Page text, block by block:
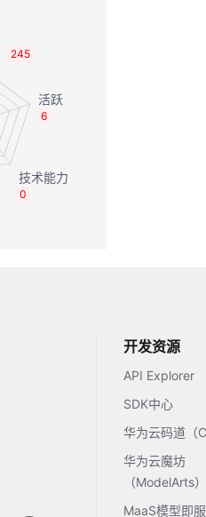
245
6
0
开发资源
API Explorer
SDK中心
华为云码道（
华为云魔坊
（ModelArts）
MaaS模型即